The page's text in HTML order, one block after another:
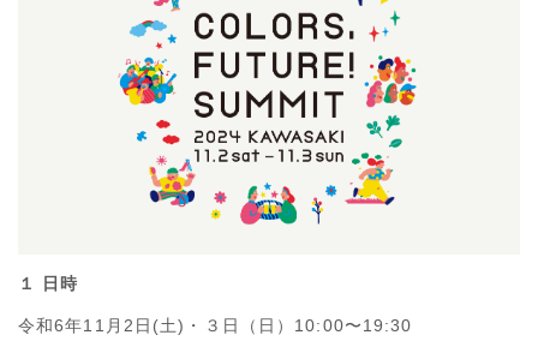
１ 日時
令和6年11月2日(土)・３日（日）10:00〜19:30